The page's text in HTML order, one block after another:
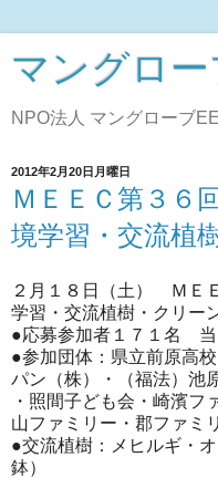
マングロ
NPO法人 マングローブ
2012年2月20日月曜日
ＭＥＥＣ第３６
境学習・交流植
２月１８日（土） ＭＥ
学習・交流植樹・クリー
●応募参加者１７１名 当
●参加団体：県立前原高
パン（株）・（福法）池
・照間子ども会・崎濱フ
山ファミリー・郡ファミ
●交流植樹：メヒルギ・
鉢）